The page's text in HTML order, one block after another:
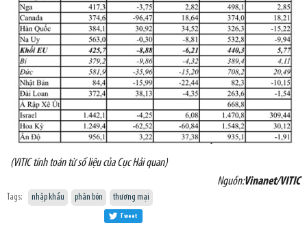
(VITIC tính toán từ số liệu của Cục Hải quan)
Nguồn:Vinanet/VITIC
Tags: nhập khẩu phân bón thương mại
Tweet